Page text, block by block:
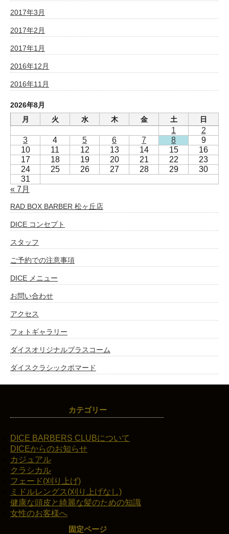
2017年3月
2017年2月
2017年1月
2016年12月
2016年11月
2026年8月
月
火 水 木 金 土 日
1
2
3
4 5 6 7 8
9
10
11 12 13 14 15
16
17
18 19 20 21 22
23
24
25 26 27 28 29
30
31
« 7月
RAD BOX BARBER 松ヶ丘店
DICE コンセプト
スタッフ
ご予約での注意事項
DICE メニュー
お問い合わせ
アクセス
フォトギャラリー
ダイスオリジナルブラスコーム
ダイスクラシックポマード
カテゴリー
DICE BARBERS CLUBについて
DICEからのお知らせ
カジュアル
クラシカル
フェード(刈り上げ)
ミドルレングス(刈り上げなし)
健康な頭皮と綺麗な髪のための知識
女性のお客様へ
固定ページ